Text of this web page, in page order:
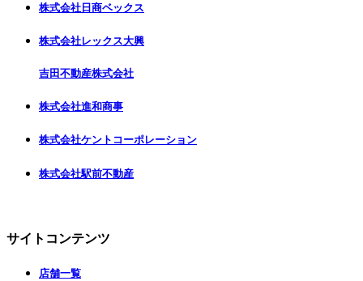
株式会社日商ベックス
株式会社レックス大興
吉田不動産株式会社
株式会社進和商事
株式会社ケントコーポレーション
株式会社駅前不動産
サイトコンテンツ
店舗一覧